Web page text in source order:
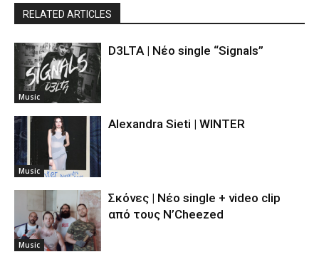
RELATED ARTICLES
Music
D3LTA | Νέο single “Signals”
Music
Alexandra Sieti | WINTER
Music
Σκόνες | Νέο single + video clip
από τους N’Cheezed